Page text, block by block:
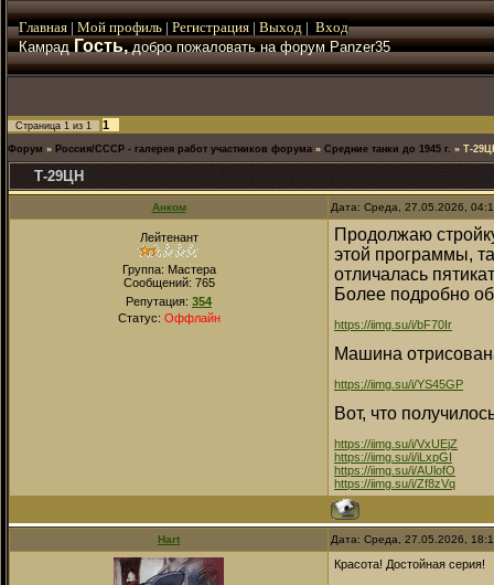
Главная | Мой профиль | Регистрация | Выход | Вход
КамрадГость,добро пожаловать на форум Panzer35
Страница 1 из 1 1
Форум » Россия/СССР - галерея работ участников форума » Средние танки до 1945 г. » Т-
Т-29ЦН
Анком Дата: Среда, 27.05.2026,
Лейтенант
Группа: Мастера
Сообщений: 765
Репутация: 354
Статус: Оффлайн
Продолжаю
этой программы,
отличалась
Более подробно
https://iimg.su/i/bF70Ir
Машина
https://iimg.su/i/YS45GP
Вот, что
https://iimg.su/i/VxUEjZ
https://iimg.su/i/iLxpGI
https://iimg.su/i/AUlofO
https://iimg.su/i/Zf8zVq
Hart Дата: Среда, 27.05.2026,
Красота! Достойная серия!